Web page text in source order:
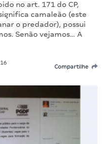
no art. 171 do CP,
camaleão (este
o predador), possui
Senão vejamos… A
Compartilhe